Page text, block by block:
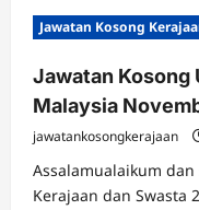
Jawatan
Kosong
Pusat
UKM
Januari
2017
Jawatan Kosong
Jawatan Kosong
Malaysia
jawatankosongkerajaan
Assalamualaikum
Kerajaan dan Swasta